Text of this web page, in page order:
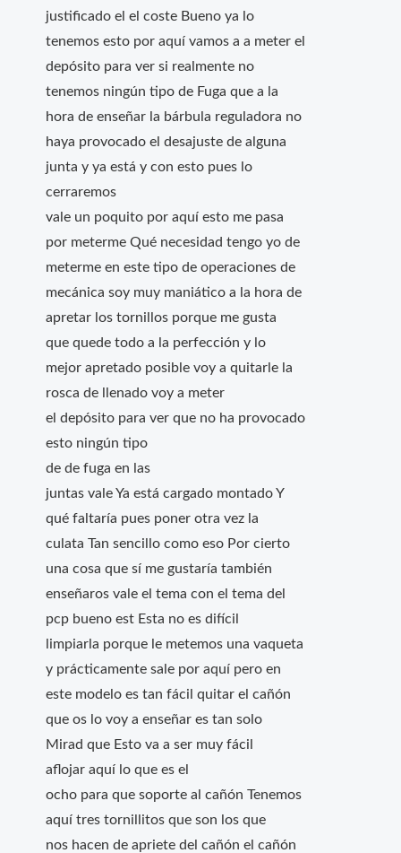
justificado el el coste Bueno ya lo
tenemos esto por aquí vamos a a meter el
depósito para ver si realmente no
tenemos ningún tipo de Fuga que a la
hora de enseñar la bárbula reguladora no
haya provocado el desajuste de alguna
junta y ya está y con esto pues lo
cerraremos
vale un poquito por aquí esto me pasa
por meterme Qué necesidad tengo yo de
meterme en este tipo de operaciones de
mecánica soy muy maniático a la hora de
apretar los tornillos porque me gusta
que quede todo a la perfección y lo
mejor apretado posible voy a quitarle la
rosca de llenado voy a meter
el depósito para ver que no ha provocado
esto ningún tipo
de de fuga en las
juntas vale Ya está cargado montado Y
qué faltaría pues poner otra vez la
culata Tan sencillo como eso Por cierto
una cosa que sí me gustaría también
enseñaros vale el tema con el tema del
pcp bueno est Esta no es difícil
limpiarla porque le metemos una vaqueta
y prácticamente sale por aquí pero en
este modelo es tan fácil quitar el cañón
que os lo voy a enseñar es tan solo
Mirad que Esto va a ser muy fácil
aflojar aquí lo que es el
ocho para que soporte al cañón Tenemos
aquí tres tornillitos que son los que
nos hacen de apriete del cañón el cañón